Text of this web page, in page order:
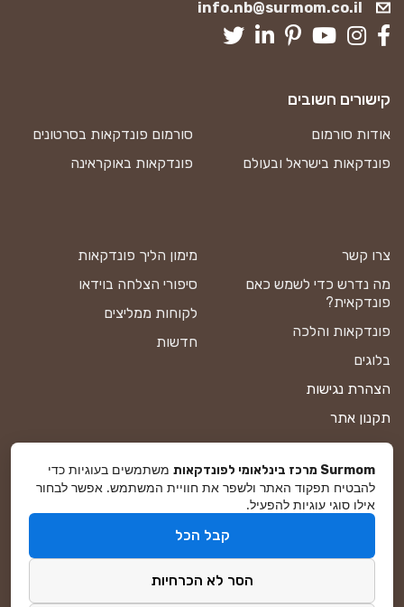
info.nb@surmom.co.il
צרו קשר
מה נדרש כדי לשמש כאם
פונדקאית?
פונדקאות והלכה
בלוגים
הצהרת נגישות
תקנון אתר
מדיניות פרטיות
מפת אתר
מימון הליך פונדקאות
סיפורי הצלחה בוידאו
לקוחות ממליצים
חדשות
קישורים חשובים
אודות סורמום
סורמום פונדקאות בסרטונים
פונדקאות בישראל ובעולם
פונדקאות באוקראינה
© סורמום All Rights Reserved 2025
פיתוח ושיווק באינטרנט DreamZone
Surmom מרכז בינלאומי לפונדקאות
משתמשים בעוגיות כדי
להבטיח תפקוד האתר ולשפר את חוויית המשתמש. אפשר לבחור
אילו סוגי עוגיות להפעיל.
קבל הכל
הסר לא הכרחיות